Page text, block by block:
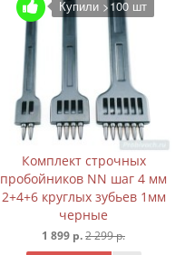
Купили >100 шт
Комплект строчных
пробойников NN шаг 4 мм
2+4+6 круглых зубьев 1мм
черные
1 899 р.2 299 р.